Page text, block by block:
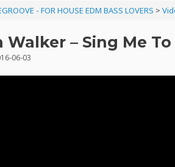
- FOR HOUSE EDM BASS LOVERS >
Walker – Sing Me To
06-03